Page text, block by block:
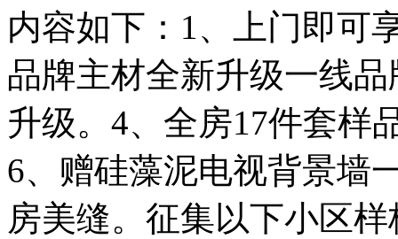
内容如下：1、上门即可
品牌主材全新升级一线
升级。4、全房17件套样
6、赠硅藻泥电视背景墙
房美缝。征集以下小区